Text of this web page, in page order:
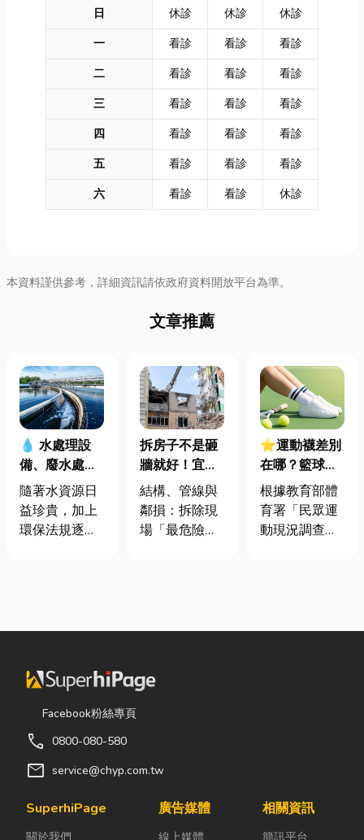
日
休診 休診
休診
一
看診 看診
看診
二
看診 看診
看診
三
看診 看診
看診
四
看診 看診
看診
五
看診 看診
看診
六
看診 看診 休診
本資料謹供參考，詳細資訊請依政府資料開放平台為準。
文章推薦
💧 水處理設
備、廢水處理
工程與回收水
工程完整解析
｜打造高效率
隨著水資源日
益珍貴，加上
環保法規逐漸
資源管理。透
理設備規劃，
不僅能改善水
質、提升用水
配廢水處理工
程與回收水工
成本，實現節
拆房子不是砸
牆就好！宜蘭
裝潢拆除、水
泥切割施工前
必看的避坑指
結構、管線與
鄰損：拆除現
場「最危險的
混亂的環境
果沒做好，最
牆」，盲目亂
陷： 這是老屋
⭐運動襪差別
在哪？籃球、
慢跑、排球襪
挑選全攻略，
穿對了運動不
根據教育部體
育署「民眾運
動現況調查」
與各類球類運
抓一雙幾十元
Facebook粉絲專頁
call 0800-080-580
mail service@chyp.com.tw
SuperhiPage
關於我們
廣告媒體
線上媒體
相關資訊
簡訊平台